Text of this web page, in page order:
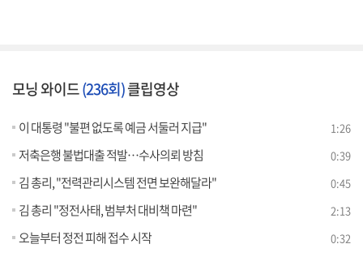
모닝 와이드(236회)클립영상
이 대통령 "불편 없도록 예금 서둘러 지급" 1:26
저축은행 불법대출 적발…수사의뢰 방침 0:39
김 총리, "전력관리시스템 전면 보완해달라" 0:45
김 총리 "정전사태, 범부처 대비책 마련" 2:13
오늘부터 정전 피해 접수 시작 0:32